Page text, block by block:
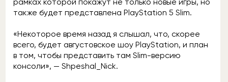
также будет представлена PlayStation 5 Slim.
«Некоторое время назад я слышал, что, скорее
всего, будет августовское шоу PlayStation, и план
в том, чтобы представить там Slim-версию
консоли», — Shpeshal_Nick.